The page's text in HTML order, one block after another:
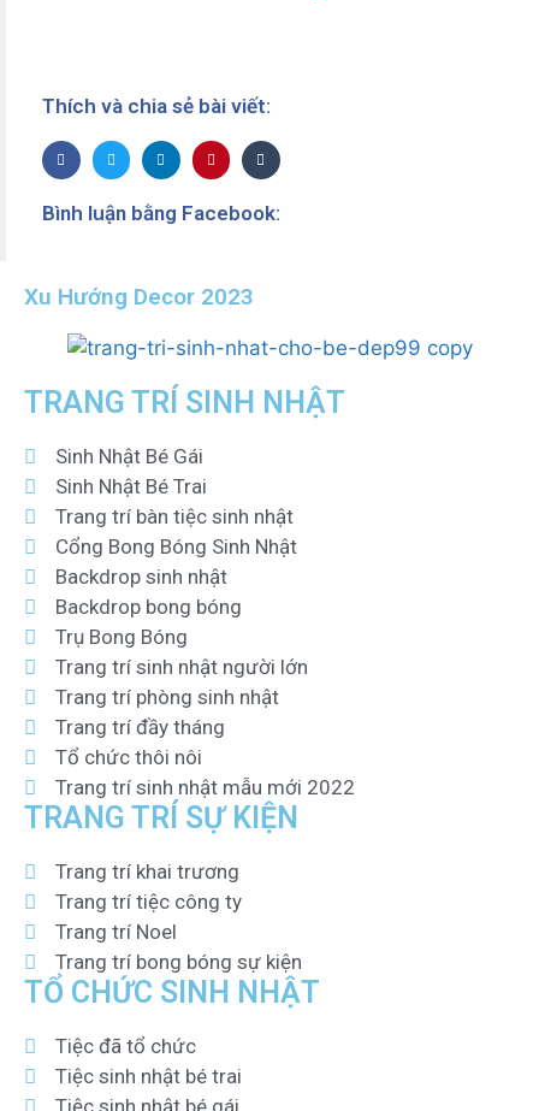
Xu Hướng Decor 2023
TRANG TRÍ SINH NHẬT
Sinh Nhật Bé Gái
Sinh Nhật Bé Trai
Trang trí bàn tiệc sinh nhật
Cổng Bong Bóng Sinh Nhật
Backdrop sinh nhật
Backdrop bong bóng
Trụ Bong Bóng
Trang trí sinh nhật người lớn
Trang trí phòng sinh nhật
Trang trí đầy tháng
Tổ chức thôi nôi
Trang trí sinh nhật mẫu mới 2022
TRANG TRÍ SỰ KIỆN
Trang trí khai trương
Trang trí tiệc công ty
Trang trí Noel
Trang trí bong bóng sự kiện
TỔ CHỨC SINH NHẬT
Tiệc đã tổ chức
Tiệc sinh nhật bé trai
Tiệc sinh nhật bé gái
Thích và chia sẻ bài viết:
Bình luận bằng Facebook: